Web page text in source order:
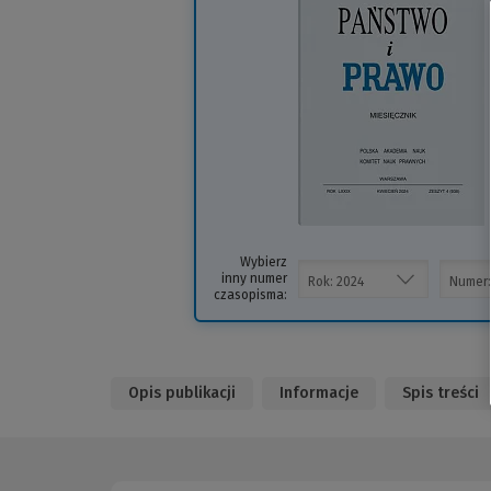
Wybierz
inny numer
czasopisma:
Opis publikacji Informacje Spis treści